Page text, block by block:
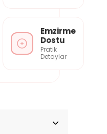
Emzirme
Dostu
Pratik
Detaylar